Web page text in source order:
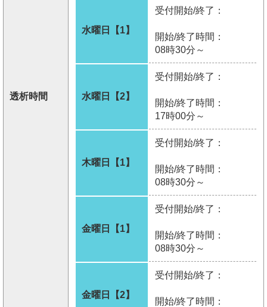
透析時間
水曜日【1】
受付開始/終了：
開始/終了時間：
08時30分～
水曜日【2】
受付開始/終了：
開始/終了時間：
17時00分～
木曜日【1】
受付開始/終了：
開始/終了時間：
08時30分～
金曜日【1】
受付開始/終了：
開始/終了時間：
08時30分～
金曜日【2】
受付開始/終了：
開始/終了時間：